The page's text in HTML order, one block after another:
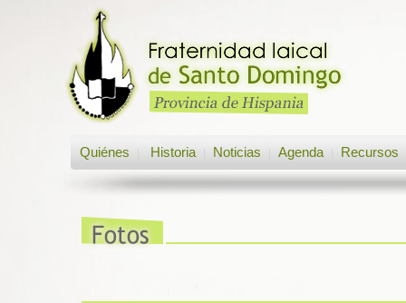
Quiénes Historia Noticias Agenda Recursos